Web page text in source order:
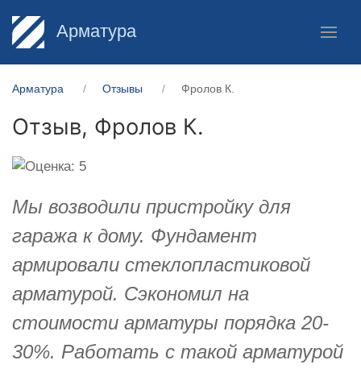
Арматура
Арматура Отзывы Фролов К.
Отзыв, Фролов К.
Мы возводили пристройку для
гаража к дому. Фундамент
армировали стеклопластиковой
арматурой. Сэкономил на
стоимости арматуры порядка 20-
30%. Работать с такой арматурой